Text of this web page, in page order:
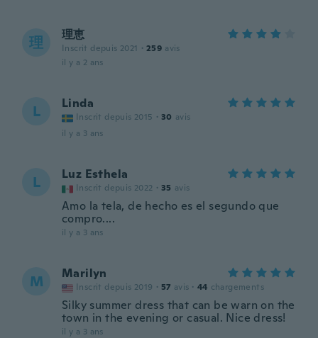
理 理恵
Inscrit depuis 2021 · 259 avis
il y a 2 ans
L Linda
Inscrit depuis 2015 · 30 avis
il y a 3 ans
L Luz Esthela
Inscrit depuis 2022 · 35 avis
Amo la tela, de hecho es el segundo que
compro....
il y a 3 ans
M Marilyn
Inscrit depuis 2019 · 57 avis · 44 chargements
Silky summer dress that can be warn on the
town in the evening or casual. Nice dress!
il y a 3 ans